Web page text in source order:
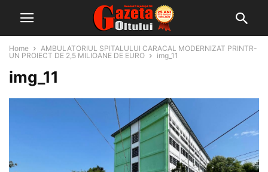
Home
AMBULATORIUL SPITALULUI CARACAL MODERNIZAT PRINTR-
UN PROIECT DE 2,5 MILIOANE DE EURO
img_11
img_11